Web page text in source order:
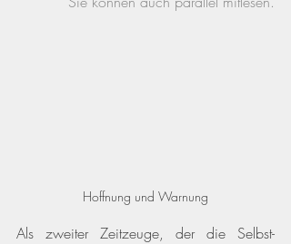
Hoffnung und Warnung
Als zweiter Zeitzeuge, der die Selbst-